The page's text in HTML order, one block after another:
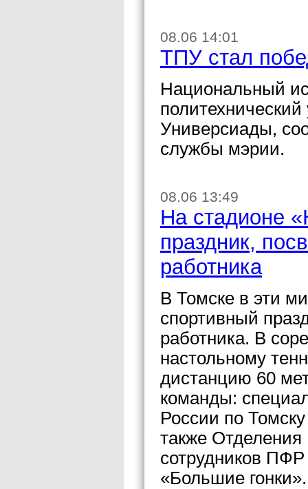
08.06 14:01
ТПУ стал
Национальный
Универсиады,
службы мэрии.
08.06 13:49
На стадионе
праздник,
работника
В Томске в эти
спортивный
работника. В
настольному
дистанцию 60
команды:
России по
также
сотрудников ПФР
«Большие гонки».